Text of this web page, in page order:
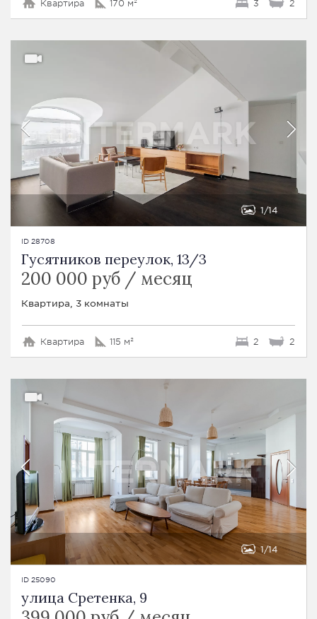
Квартира 170 м² 3 2
1 14
ID 28708
Гусятников переулок, 13/3
200 000 руб / месяц
Квартира, 3 комнаты
Квартира 115 м² 2 2
1 14
ID 25090
улица Сретенка, 9